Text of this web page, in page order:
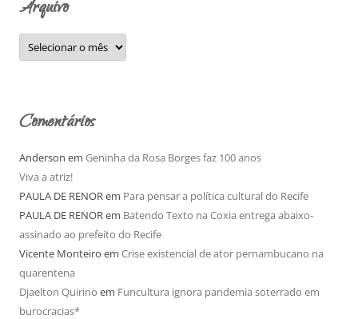
r
Arquivo
A
q
Comentários
Anderson em Geninha da Rosa Borges faz 100 anos
Viva a atriz!
PAULA DE RENOR em Para pensar a política cultural do Recife
PAULA DE RENOR em Batendo Texto na Coxia entrega abaixo-
assinado ao prefeito do Recife
Vicente Monteiro em Crise existencial de ator pernambucano na
quarentena
Djaelton Quirino em Funcultura ignora pandemia soterrado em
burocracias*